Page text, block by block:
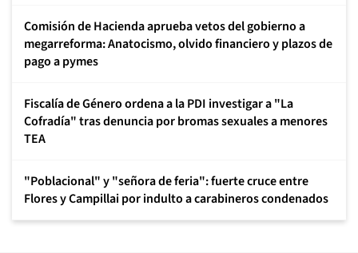
Comisión de Hacienda aprueba vetos del gobierno a
megarreforma: Anatocismo, olvido financiero y plazos de
pago a pymes
Fiscalía de Género ordena a la PDI investigar a "La
Cofradía" tras denuncia por bromas sexuales a menores
TEA
"Poblacional" y "señora de feria": fuerte cruce entre
Flores y Campillai por indulto a carabineros condenados